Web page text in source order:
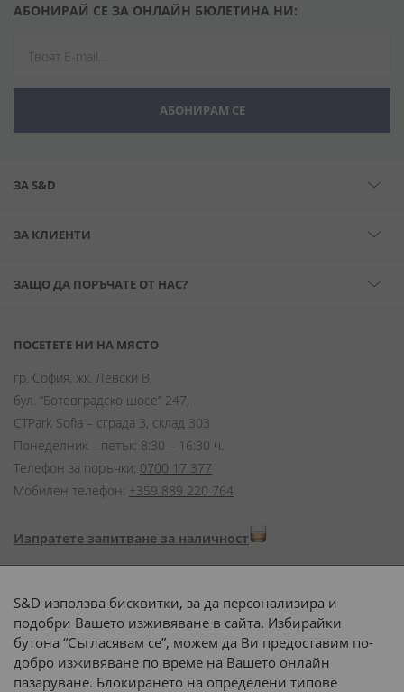
АБОНИРАЙ СЕ ЗА ОНЛАЙН БЮЛЕТИНА НИ:
АБОНИРАМ СЕ
ЗА S&D
ЗА КЛИЕНТИ
ЗАЩО ДА ПОРЪЧАТЕ ОТ НАС?
ПОСЕТЕТЕ НИ НА МЯСТО
гр. София, жк. Левски В,
бул. “Ботевградско шосе” 247,
CTPark Sofia – сграда 3, склад 303
Понеделник – петък: 8:30 – 16:30 ч.
Телефон за поръчки: 0700 17 377
Мобилен телефон: +359 889 220 764
Изпратете запитване за наличност
Начини на плащане:
S&D използва бисквитки, за да персонализира и
подобри Вашето изживяване в сайта. Избирайки
бутона “Съгласявам се”, можем да Ви предоставим по-
добро изживяване по време на Вашето онлайн
пазаруване. Блокирането на определени типове